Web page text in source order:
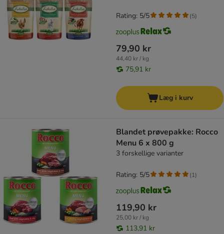
79,90 kr
44,40 kr / kg
75,91 kr
Rating: 5/5 (5)
Læg i kurv
Blandet prøvepakke: Rocco
Menu 6 x 800 g
3 forskellige varianter
119,90 kr
25,00 kr / kg
113,91 kr
Rating: 5/5 (1)